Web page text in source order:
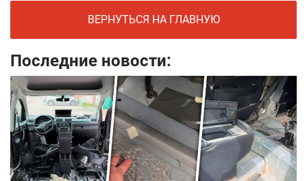
ВЕРНУТЬСЯ НА ГЛАВНУЮ
Последние новости: